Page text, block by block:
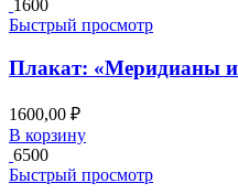
1600
Быстрый просмотр
Плакат: «Меридианы и
1600,00 ₽
В корзину
6500
Быстрый просмотр